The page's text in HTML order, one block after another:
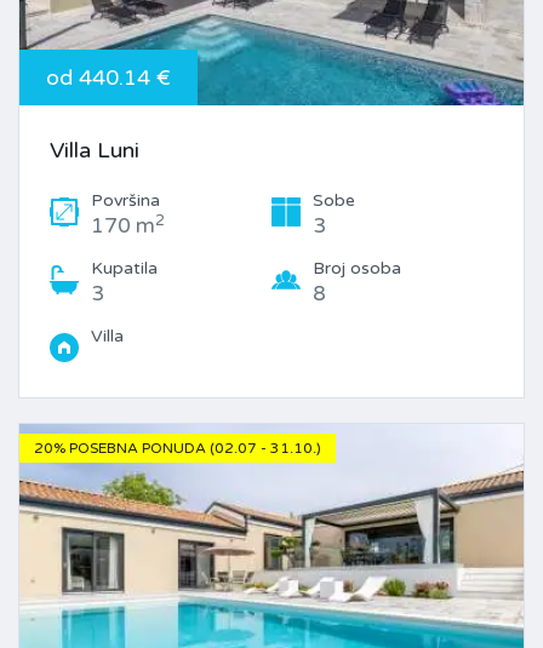
od 440.14 €
Villa Luni
Površina
170 m2
Sobe
3
Kupatila
3
Broj osoba
8
Villa
20% POSEBNA PONUDA (02.07 - 31.10.)